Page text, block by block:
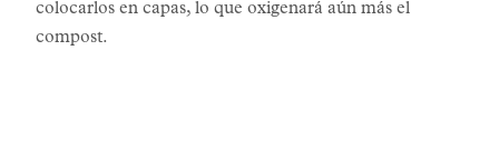
colocarlos en capas, lo que oxigenará aún más el
compost.